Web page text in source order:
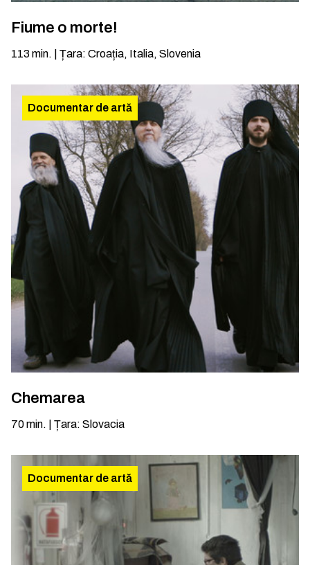
Fiume o morte!
113 min. Țara: Croația, Italia, Slovenia
Documentar de artă
Chemarea
70min. Țara: Slovacia
Documentar de artă